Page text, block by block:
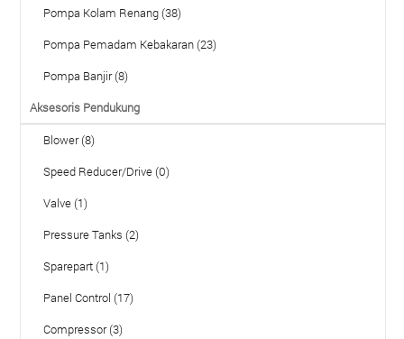
Pompa Kolam Renang (38)
Pompa Pemadam Kebakaran (23)
Pompa Banjir (8)
Aksesoris Pendukung
Blower (8)
Speed Reducer/Drive (0)
Valve (1)
Pressure Tanks (2)
Sparepart (1)
Panel Control (17)
Compressor (3)